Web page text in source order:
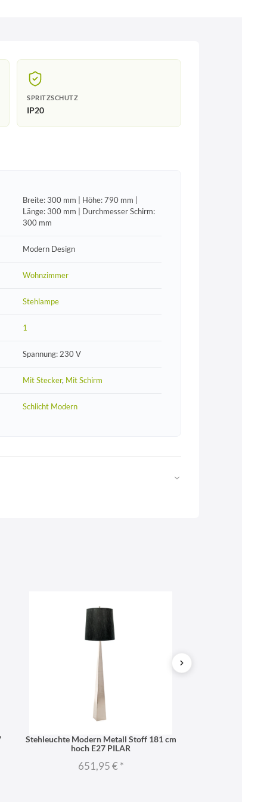
SPRITZSCHUTZ
IP20
Breite: 300 mm | Höhe: 790 mm |
Länge: 300 mm | Durchmesser Schirm:
300 mm
Modern Design
Wohnzimmer
Stehlampe
1
Spannung: 230 V
Mit Stecker, Mit Schirm
Schlicht Modern
Stehleuchte Modern Metall Stoff 181 cm
hoch E27 PILAR
651,95 €*